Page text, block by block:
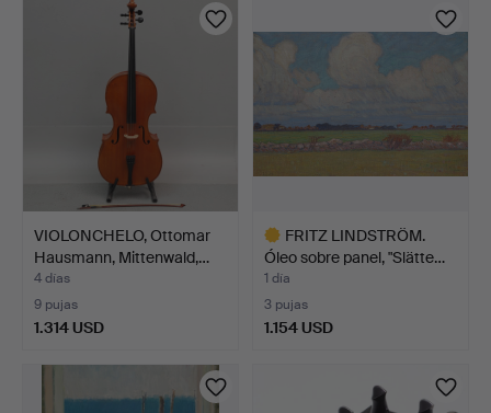
VIOLONCHELO, Ottomar
Hausmann, Mittenwald,…
4 días
9 pujas
1.314 USD
FRITZ LINDSTRÖM.
Óleo sobre panel, "Slätte…
1 día
3 pujas
1.154 USD